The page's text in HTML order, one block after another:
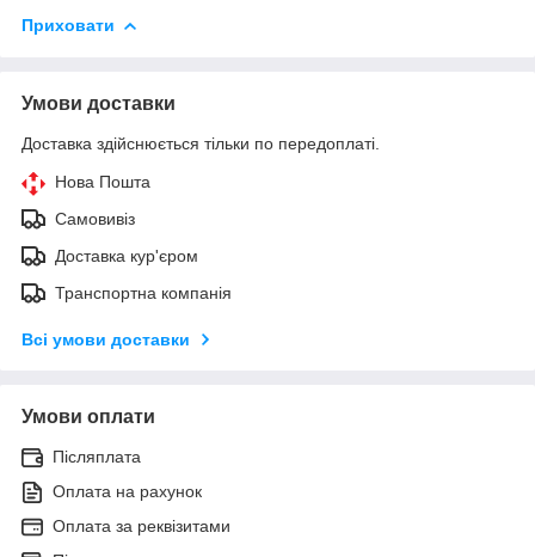
Приховати
Умови доставки
Доставка здійснюється тільки по передоплаті.
Нова Пошта
Самовивіз
Доставка кур'єром
Транспортна компанія
Всі умови доставки
Умови оплати
Післяплата
Оплата на рахунок
Оплата за реквізитами